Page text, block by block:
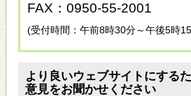
FAX：0950-55-2001
(受付時間：午前8時30分～午後5時
より良いウェブサイトにする
意見をお聞かせください